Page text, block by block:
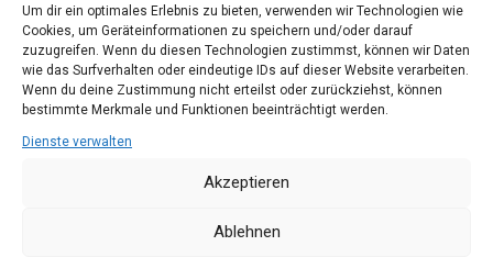
Um dir ein optimales Erlebnis zu bieten, verwenden wir Technologien wie
Cookies, um Geräteinformationen zu speichern und/oder darauf
zuzugreifen. Wenn du diesen Technologien zustimmst, können wir Daten
wie das Surfverhalten oder eindeutige IDs auf dieser Website verarbeiten.
Wenn du deine Zustimmung nicht erteilst oder zurückziehst, können
bestimmte Merkmale und Funktionen beeinträchtigt werden.
Dienste verwalten
Akzeptieren
Ablehnen
Joseph Roth. Die wenigsten kennen ihn hoffentlich
aus dem Knast. Denn in Deutschlands größtem
Hochsicherheitsgefängnis in Werl war er über 30
Jahre lang Anstaltsarzt. Sehr unterhaltsame
am 01.10.2025 in Oberursel.
erfolgreich, auch als Autor. Seine Bücher “Knast”,